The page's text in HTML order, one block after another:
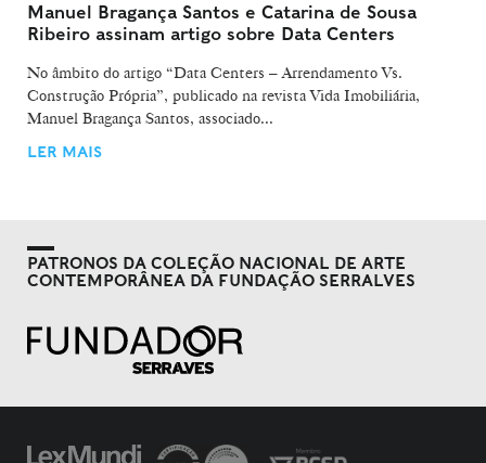
Manuel Bragança Santos e Catarina de Sousa
Ribeiro assinam artigo sobre Data Centers
No âmbito do artigo “Data Centers – Arrendamento Vs.
Construção Própria”, publicado na revista Vida Imobiliária,
Manuel Bragança Santos, associado...
LER MAIS
PATRONOS DA COLEÇÃO NACIONAL DE ARTE
CONTEMPORÂNEA DA FUNDAÇÃO SERRALVES